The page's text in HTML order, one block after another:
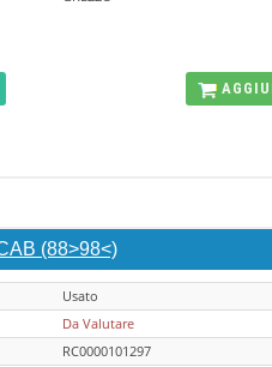
(88>98<)
Usato
Da Valutare
RC0000101297